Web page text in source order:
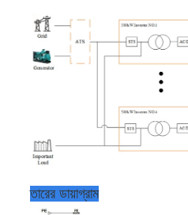
তারের ডায়াগ্রাম